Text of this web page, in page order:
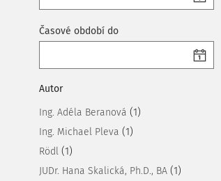
Časové období do
Autor
Ing. Adéla Beranová (1)
Ing. Michael Pleva (1)
Rödl (1)
JUDr. Hana Skalická, Ph.D., BA (1)